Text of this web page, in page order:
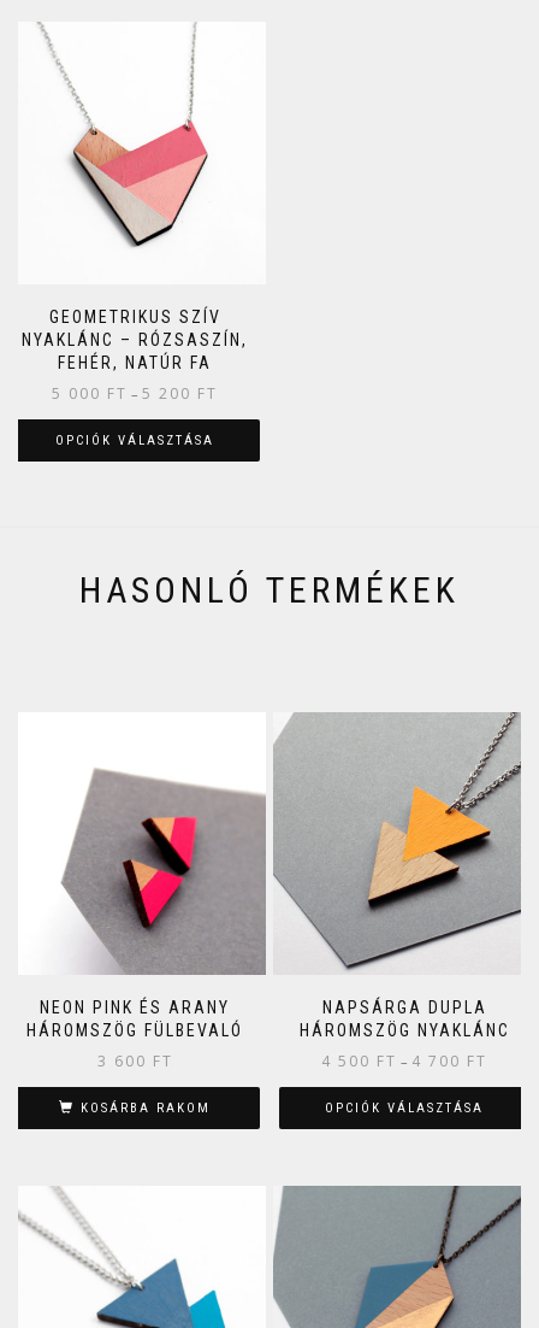
GEOMETRIKUS SZÍV
NYAKLÁNC – RÓZSASZÍN,
FEHÉR, NATÚR FA
5 000 FT – 5 200 FT
OPCIÓK VÁLASZTÁSA
HASONLÓ TERMÉKEK
NEON PINK ÉS ARANY
HÁROMSZÖG FÜLBEVALÓ
3 600 FT
KOSÁRBA RAKOM
NAPSÁRGA DUPLA
HÁROMSZÖG NYAKLÁNC
4 500 FT – 4 700 FT
OPCIÓK VÁLASZTÁSA